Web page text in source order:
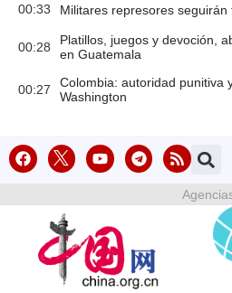
00:33 Militares represores
00:28
Platillos, juegos y devoción,
en Guatemala
00:27
Colombia: autoridad punitiva
Washington